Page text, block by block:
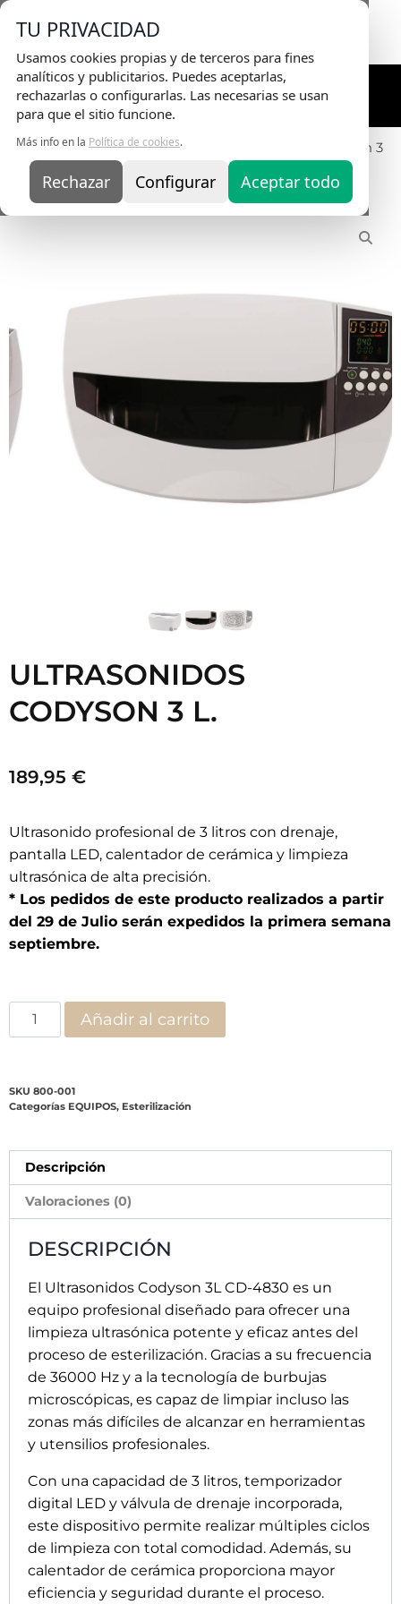
TU PRIVACIDAD
Usamos cookies propias y de terceros para fines
analíticos y publicitarios. Puedes aceptarlas,
rechazarlas o configurarlas. Las necesarias se usan
para que el sitio funcione.
Más info en la Política de cookies.
Rechazar Configurar Aceptar todo
Envio Gratisen pedidos superiores a 75€ |
Entrega en 24H
Inicio/EQUIPOS/Esterilización
/ Ultrasonidos Codyson 3
ULTRASONIDOS
CODYSON 3 L.
189,95 €
Ultrasonido profesional de 3 litros con drenaje,
pantalla LED, calentador de cerámica y limpieza
ultrasónica de alta precisión.
* Los pedidos de este producto realizados a partir
del 29 de Julio serán expedidos la primera semana
septiembre.
Añadir al carrito
SKU 800-001
Categorías EQUIPOS, Esterilización
Descripción
Valoraciones (0)
DESCRIPCIÓN
El Ultrasonidos Codyson 3L CD-4830 es un
equipo profesional diseñado para ofrecer una
limpieza ultrasónica potente y eficaz antes del
proceso de esterilización. Gracias a su frecuencia
de 36000 Hz y a la tecnología de burbujas
microscópicas, es capaz de limpiar incluso las
zonas más difíciles de alcanzar en herramientas
y utensilios profesionales.
Con una capacidad de 3 litros, temporizador
digital LED y válvula de drenaje incorporada,
este dispositivo permite realizar múltiples ciclos
de limpieza con total comodidad. Además, su
calentador de cerámica proporciona mayor
eficiencia y seguridad durante el proceso.